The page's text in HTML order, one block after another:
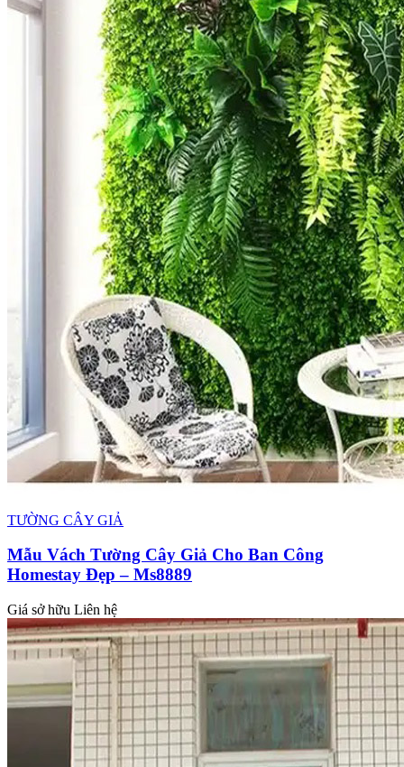
TƯỜNG CÂY GIẢ
Mẫu Vách Tường Cây Giả Cho Ban Công
Homestay Đẹp – Ms8889
Giá sở hữu Liên hệ